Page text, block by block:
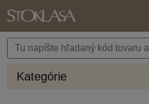
Kategórie